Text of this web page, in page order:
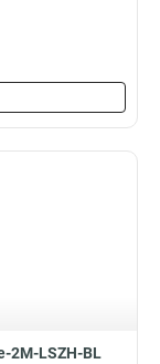
2M-LSZH-BL